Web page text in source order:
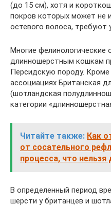
(до 15 см), хотя и
покров которых может не
остевого волоса, требуют
Многие фелинологические
длинношерстным кошкам
Персидскую породу.
ассоциациях Британская
(шотландская
категории
Читайте также: Как
от сосательного
процесса, что нельзя
В определенный период
шерсти у британцев и